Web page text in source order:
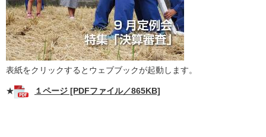
表紙をクリックするとウェブブックが起動します。
★ １ページ [PDFファイル／865KB]